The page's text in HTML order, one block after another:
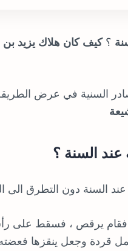
؟كيف كان هلاك يزيد بن
السنية في عرض الطريقة
السنة ؟
السنة دون التطرق الى
فقام يرقص ، فسقط على
قردة وجعل ينقزها